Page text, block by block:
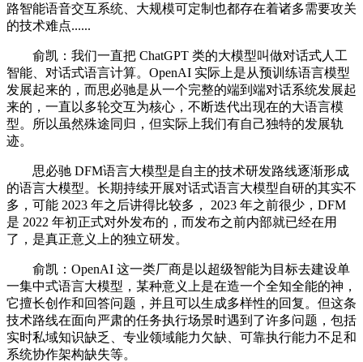
路智能语音交互系统、大规模可定制也都存在着诸多需要攻关
的技术难点......
俞凯：我们一直把 ChatGPT 类的大模型叫做对话式人工
智能、对话式语言计算。OpenAI 实际上是从预训练语言模型
发展起来的，而思必驰是从一个完整的端到端对话系统发展起
来的，一直以多轮交互为核心，不断迭代出现在的大语言模
型。所以虽然殊途同归，但实际上我们有自己独特的发展轨
迹。
思必驰 DFM语言大模型是自主的技术研发路线逐渐形成
的语言大模型。长期持续开展对话式语言大模型自研的其实不
多，可能 2023 年之后讲得比较多， 2023 年之前很少，DFM
是 2022 年初正式对外发布的，而发布之前内部就已经在用
了，是真正意义上的独立研发。
俞凯：OpenAI 这一类厂商是以超级智能为目标去建设单
一集中式语言大模型，某种意义上是在造一个全知全能的神，
它擅长创作和回答问题，并且可以生成多样性的回复。但这条
技术路线在面向严肃的任务执行场景时遇到了许多问题，包括
实时私域知识缺乏、专业领域能力欠缺、可靠执行能力不足和
系统协作架构缺失等。